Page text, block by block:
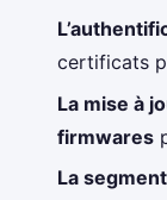
certificats
La mise à
firmwares
La